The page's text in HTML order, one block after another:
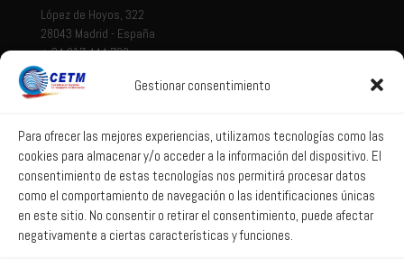
Gestionar consentimiento
Para ofrecer las mejores experiencias, utilizamos tecnologías como las
cookies para almacenar y/o acceder a la información del dispositivo. El
consentimiento de estas tecnologías nos permitirá procesar datos
como el comportamiento de navegación o las identificaciones únicas
en este sitio. No consentir o retirar el consentimiento, puede afectar
negativamente a ciertas características y funciones.
López de Hoyos, 322
28043 Madrid - España
+ 34 917 444 700
Aviso legal
Política de privacidad
Política de Sistema Interno de Información
Política de Cookies